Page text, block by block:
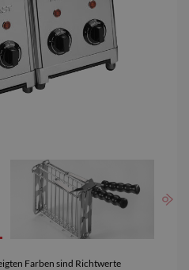
Farben sind Richtwerte
einzeln beheizbar, mit
Damit lassen sich auch
cm Größe toasten.
seit 1948.